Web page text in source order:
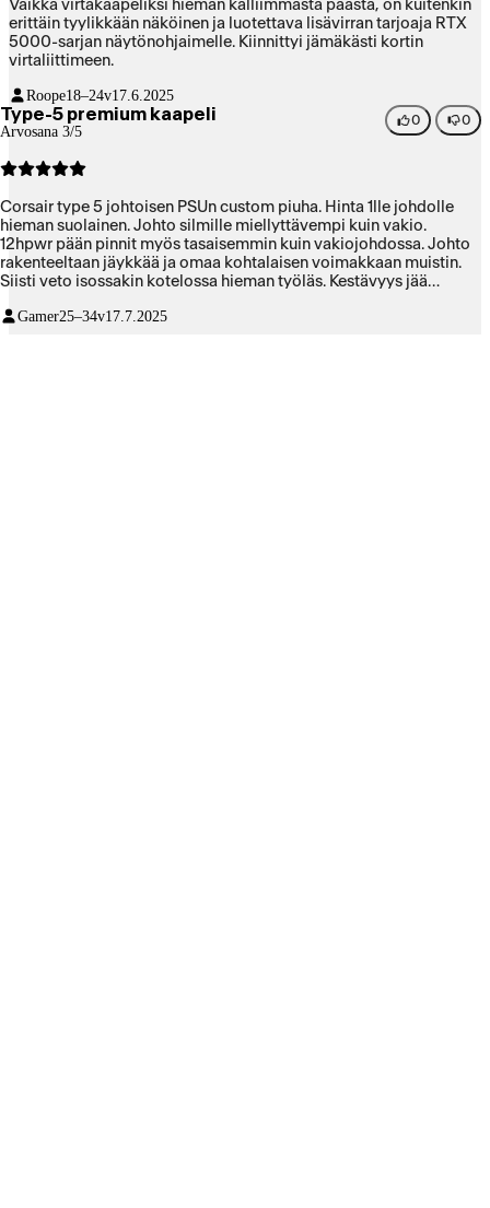
Vaikka virtakaapeliksi hieman kalliimmasta päästä, on kuitenkin
erittäin tyylikkään näköinen ja luotettava lisävirran tarjoaja RTX
5000-sarjan näytönohjaimelle. Kiinnittyi jämäkästi kortin
virtaliittimeen.
Roope18–24v17.6.2025
Type-5 premium kaapeli
Arvosana 3/5
0 0
Corsair type 5 johtoisen PSUn custom piuha. Hinta 1lle johdolle
hieman suolainen. Johto silmille miellyttävempi kuin vakio.
12hpwr pään pinnit myös tasaisemmin kuin vakiojohdossa. Johto
rakenteeltaan jäykkää ja omaa kohtalaisen voimakkaan muistin.
Siisti veto isossakin kotelossa hieman työläs. Kestävyys jää
Gamer25–34v17.7.2025